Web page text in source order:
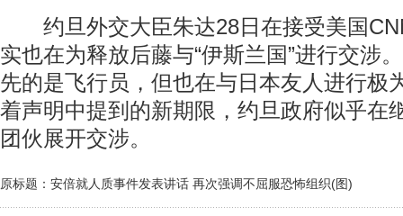
约旦外交大臣朱达28日在接受美国
实也在为释放后藤与“伊斯兰国”进行交涉
先的是飞行员，但也在与日本友人进行极
着声明中提到的新期限，约旦政府似乎在
团伙展开交涉。
原标题：安倍就人质事件发表讲话 再次强调不屈服恐怖组织(图)